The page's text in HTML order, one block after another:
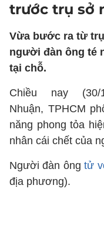
trước trụ sở
Vừa bước ra từ
người đàn ông té
tại chỗ.
Chiều nay
Nhuận, TPHCM
năng phong tỏa
nhân cái chết của
Người đàn ông tử
địa phương).